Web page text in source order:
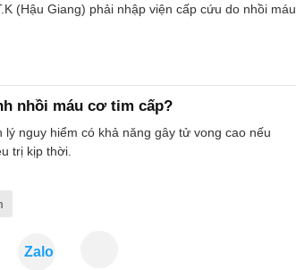
(Hậu Giang) phải nhập viện cấp cứu do nhồi máu
nhồi máu cơ tim cấp?
lý nguy hiểm có khả năng gây tử vong cao nếu
trị kịp thời.
Zalo